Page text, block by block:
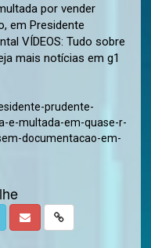
por vender
em Presidente
VÍDEOS: Tudo sobre
mais notícias em g1
prudente-
e-multada-em-quase-r-
documentacao-em-